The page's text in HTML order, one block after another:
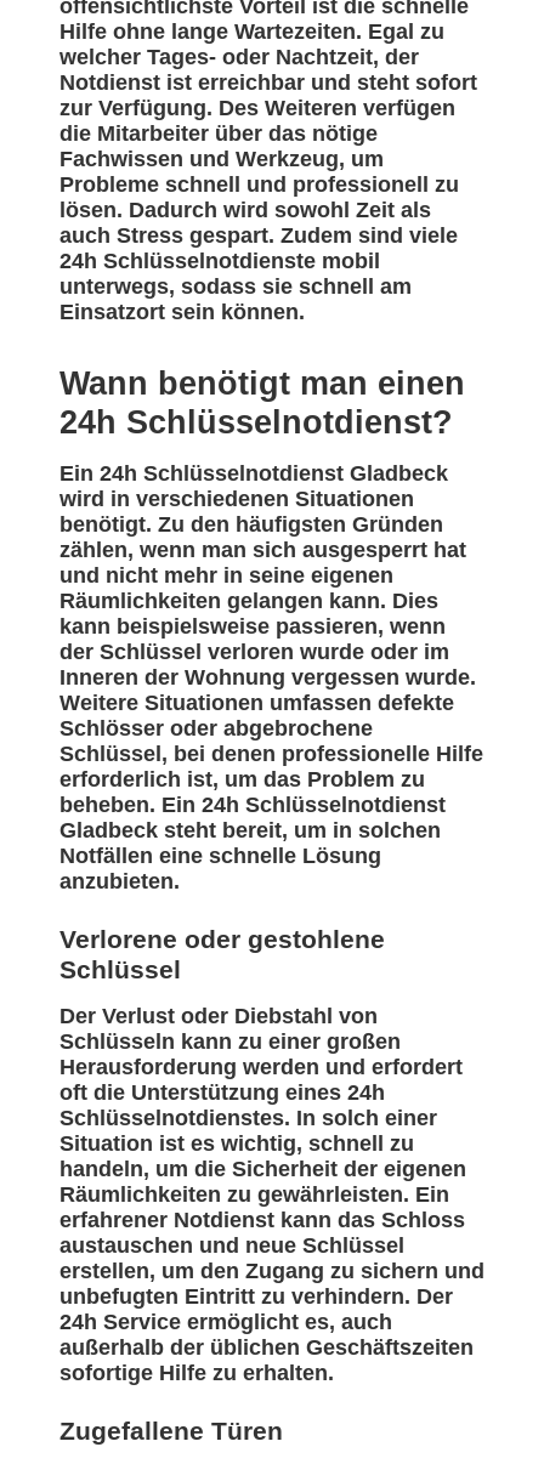
offensichtlichste Vorteil ist die schnelle
Hilfe ohne lange Wartezeiten. Egal zu
welcher Tages- oder Nachtzeit, der
Notdienst ist erreichbar und steht sofort
zur Verfügung. Des Weiteren verfügen
die Mitarbeiter über das nötige
Fachwissen und Werkzeug, um
Probleme schnell und professionell zu
lösen. Dadurch wird sowohl Zeit als
auch Stress gespart. Zudem sind viele
24h Schlüsselnotdienste mobil
unterwegs, sodass sie schnell am
Einsatzort sein können.
Wann benötigt man einen
24h Schlüsselnotdienst?
Ein 24h Schlüsselnotdienst Gladbeck
wird in verschiedenen Situationen
benötigt. Zu den häufigsten Gründen
zählen, wenn man sich ausgesperrt hat
und nicht mehr in seine eigenen
Räumlichkeiten gelangen kann. Dies
kann beispielsweise passieren, wenn
der Schlüssel verloren wurde oder im
Inneren der Wohnung vergessen wurde.
Weitere Situationen umfassen defekte
Schlösser oder abgebrochene
Schlüssel, bei denen professionelle Hilfe
erforderlich ist, um das Problem zu
beheben. Ein 24h Schlüsselnotdienst
Gladbeck steht bereit, um in solchen
Notfällen eine schnelle Lösung
anzubieten.
Verlorene oder gestohlene
Schlüssel
Der Verlust oder Diebstahl von
Schlüsseln kann zu einer großen
Herausforderung werden und erfordert
oft die Unterstützung eines 24h
Schlüsselnotdienstes. In solch einer
Situation ist es wichtig, schnell zu
handeln, um die Sicherheit der eigenen
Räumlichkeiten zu gewährleisten. Ein
erfahrener Notdienst kann das Schloss
austauschen und neue Schlüssel
erstellen, um den Zugang zu sichern und
unbefugten Eintritt zu verhindern. Der
24h Service ermöglicht es, auch
außerhalb der üblichen Geschäftszeiten
sofortige Hilfe zu erhalten.
Zugefallene Türen